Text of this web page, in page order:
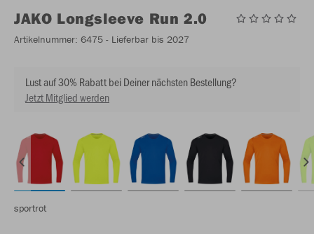
JAKO Longsleeve Run 2.0
Artikelnummer: 6475 - Lieferbar bis 2027
Lust auf 30% Rabatt bei Deiner nächsten Bestellung?
Jetzt Mitglied werden
sportrot